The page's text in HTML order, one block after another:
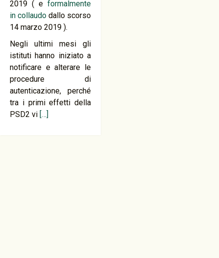
2019 ( eformalmente
in collaudo dallo scorso
14 marzo 2019 ).
Negli ultimi mesi gli
istituti hanno iniziato a
notificare e alterare le
procedure di
autenticazione, perché
tra i primi effetti della
PSD2 vi […]